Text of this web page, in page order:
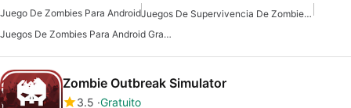
Juego De Zombies Para Android
Juegos De Supervivencia De Zombies Para Android Gratis
Juegos De Zombies Para Android Gratis
Zombie Outbreak Simulator
3.5 Gratuito